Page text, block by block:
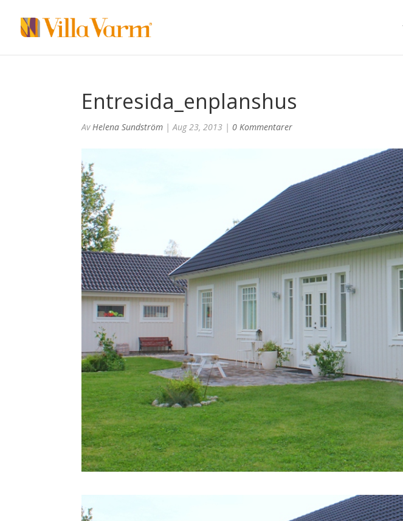
Entresida_enplanshus
AvHelena Sundström |Aug 23, 2013 |0 Kommentarer